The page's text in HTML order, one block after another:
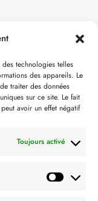
technologies telles
des appareils. Le
traiter des données
sur ce site. Le fait
avoir un effet négatif
Toujours activé